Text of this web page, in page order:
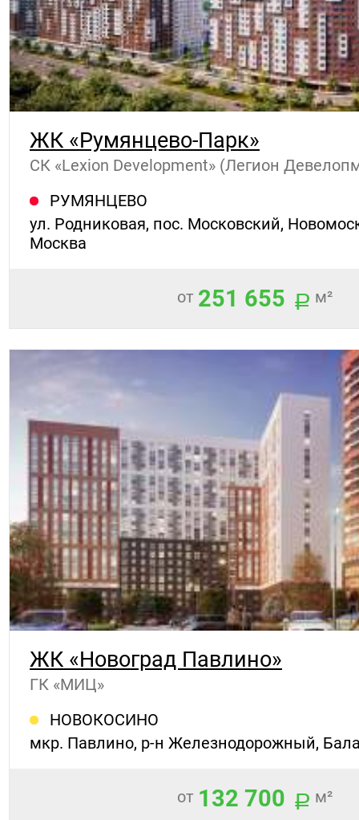
ЖК «Румянцево-Парк»
СК «Lexion Development» (Легион
РУМЯНЦЕВО
ул. Родниковая, пос. Московский,
Москва
от 251 655 м²
ЖК «Новоград Павлино»
ГК «МИЦ»
НОВОКОСИНО
мкр. Павлино, р-н Железнодорожный,
от 132 700 м²